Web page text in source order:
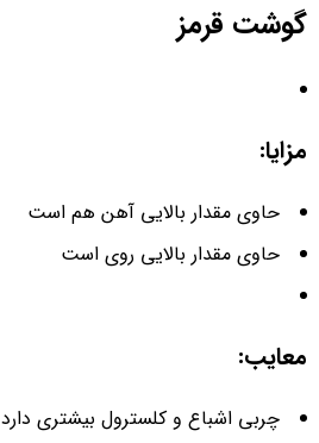
گوشت قرمز
مزایا:
حاوی مقدار بالایی آهن هم است
حاوی مقدار بالایی روی است
معایب:
چربی اشباع و کلسترول بیشتری دارد